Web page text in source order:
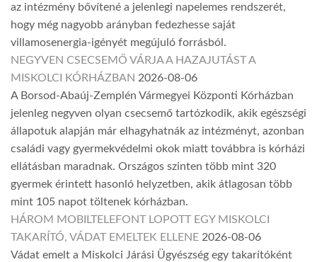
az intézmény bővítené a jelenlegi napelemes rendszerét,
hogy még nagyobb arányban fedezhesse saját
villamosenergia-igényét megújuló forrásból.
NEGYVEN CSECSEMŐ VÁRJA A HAZAJUTÁST A
MISKOLCI KÓRHÁZBAN 2026-08-06
A Borsod-Abaúj-Zemplén Vármegyei Központi Kórházban
jelenleg negyven olyan csecsemő tartózkodik, akik egészségi
állapotuk alapján már elhagyhatnák az intézményt, azonban
családi vagy gyermekvédelmi okok miatt továbbra is kórházi
ellátásban maradnak. Országos szinten több mint 320
gyermek érintett hasonló helyzetben, akik átlagosan több
mint 105 napot töltenek kórházban.
HÁROM MOBILTELEFONT LOPOTT EGY MISKOLCI
TAKARÍTÓ, VÁDAT EMELTEK ELLENE 2026-08-06
Vádat emelt a Miskolci Járási Ügyészség egy takarítóként